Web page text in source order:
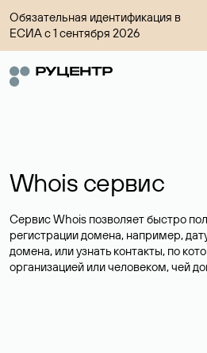
Обязательная идентификация в
ЕСИА с 1 сентября 2026
Whois сервис
Сервис Whois позволяет быстро
регистрации домена, например,
домена, или узнать контакты, по
организацией или человеком, чей